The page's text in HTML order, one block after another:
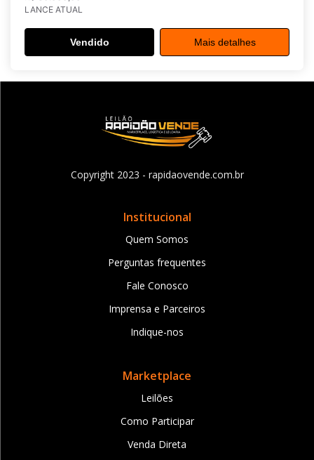
LANCE ATUAL
Vendido Mais detalhes
Copyright 2023 - rapidaovende.com.br
Institucional
Quem Somos
Perguntas frequentes
Fale Conosco
Imprensa e Parceiros
Indique-nos
Marketplace
Leilões
Como Participar
Venda Direta